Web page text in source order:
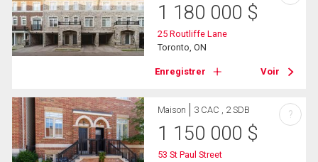
1 180 000 $
25 Routliffe Lane
Toronto, ON
Enregistrer Voir
Maison 3 CAC , 2 SDB
1 150 000 $
53 St Paul Street
?